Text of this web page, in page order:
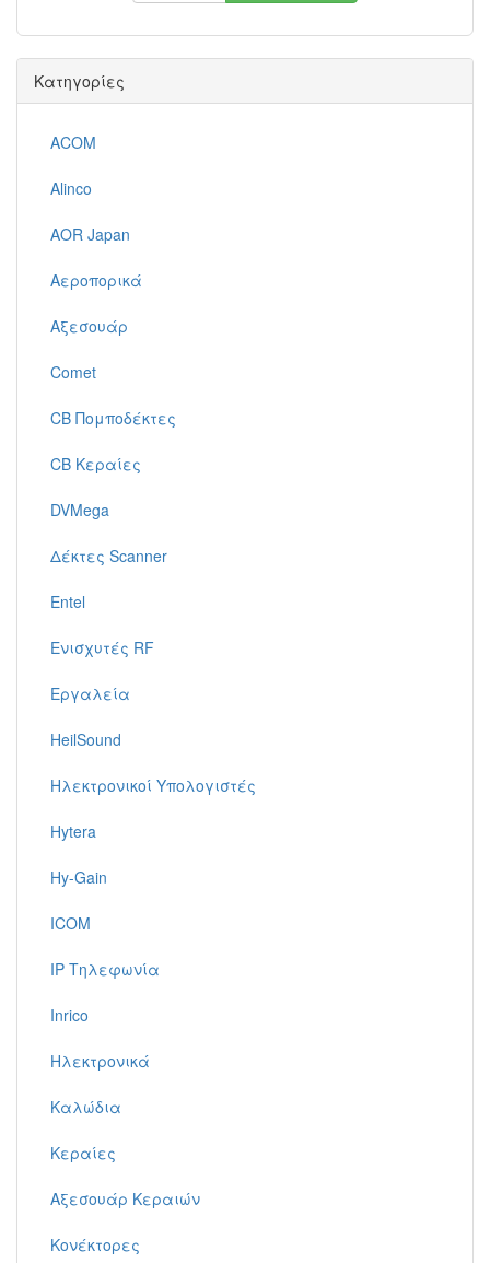
Κατηγορίες
ACOM
Alinco
AOR Japan
Αεροπορικά
Αξεσουάρ
Comet
CB Πομποδέκτες
CB Κεραίες
DVMega
Δέκτες Scanner
Entel
Ενισχυτές RF
Εργαλεία
HeilSound
Ηλεκτρονικοί Υπολογιστές
Hytera
Hy-Gain
ICOM
IP Τηλεφωνία
Inrico
Ηλεκτρονικά
Καλώδια
Κεραίες
Αξεσουάρ Κεραιών
Κονέκτορες